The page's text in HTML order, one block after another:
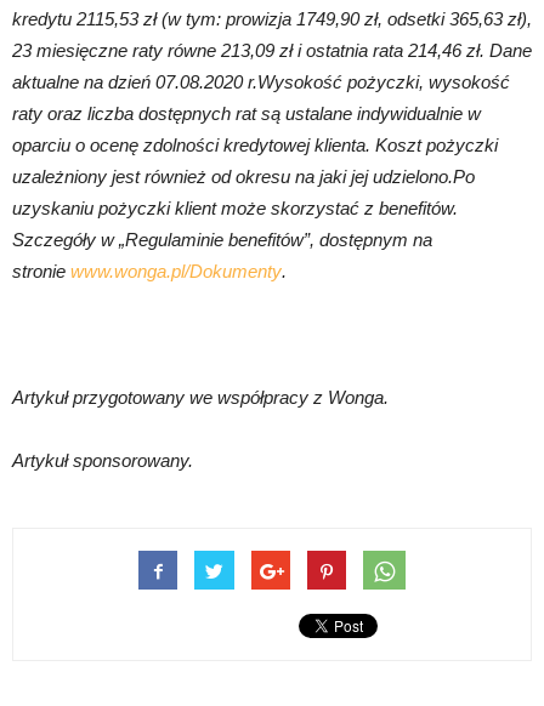
kredytu 2115,53 zł (w tym: prowizja 1749,90 zł, odsetki 365,63 zł),
23 miesięczne raty równe 213,09 zł i ostatnia rata 214,46 zł. Dane
aktualne na dzień 07.08.2020 r.Wysokość pożyczki, wysokość
raty oraz liczba dostępnych rat są ustalane indywidualnie w
oparciu o ocenę zdolności kredytowej klienta. Koszt pożyczki
uzależniony jest również od okresu na jaki jej udzielono.Po
uzyskaniu pożyczki klient może skorzystać z benefitów.
Szczegóły w „Regulaminie benefitów”, dostępnym na
stronie www.wonga.pl/Dokumenty.
Artykuł przygotowany we współpracy z Wonga.
Artykuł sponsorowany.